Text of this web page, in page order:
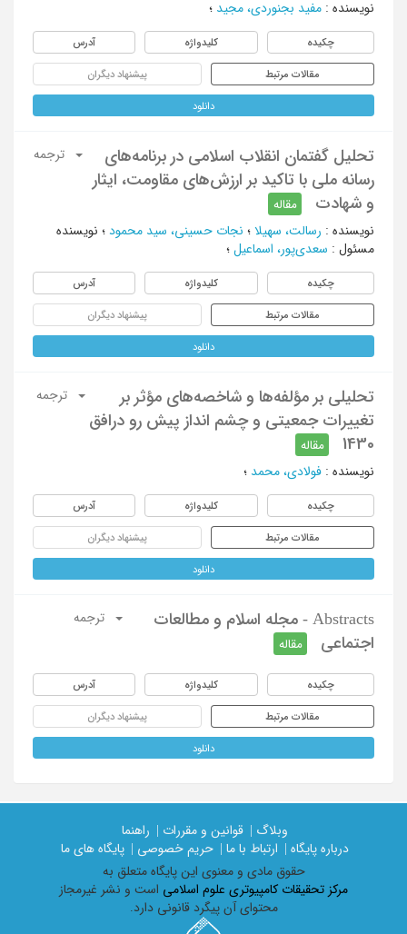
نویسنده : مفید بجنوردی، مجید ؛
چکیده کلیدواژه آدرس
مقالات مرتبط پیشنهاد دیگران
دانلود
تحلیل گفتمان انقلاب اسلامی در برنامه‌های
رسانه ملی با تاکید بر ارزش‌های مقاومت، ایثار
و شهادت
مقاله
ترجمه
نویسنده : رسالت، سهیلا ؛ نجات حسینی، سید محمود ؛ نویسنده
مسئول : سعدی‌پور، اسماعیل ؛
چکیده کلیدواژه آدرس
مقالات مرتبط پیشنهاد دیگران
دانلود
تحلیلی بر مؤلفه‌ها و شاخصه‌های مؤثر بر
تغییرات جمعیتی و چشم انداز پیش رو درافق
1430
مقاله
ترجمه
نویسنده : فولادي، محمد ؛
چکیده کلیدواژه آدرس
مقالات مرتبط پیشنهاد دیگران
دانلود
Abstracts - مجله اسلام و مطالعات
اجتماعی
مقاله
ترجمه
چکیده کلیدواژه آدرس
مقالات مرتبط پیشنهاد دیگران
دانلود
وبلاگ | قوانین و مقررات |
راهنما
درباره پایگاه |
ارتباط با ما | حریم خصوصی |
پایگاه های ما
حقوق مادی و معنوی اين پايگاه متعلق به
مرکز تحقیقات کامپیوتری علوم اسلامی است و نشر غیرمجاز
محتوای آن پیگرد قانونی دارد.